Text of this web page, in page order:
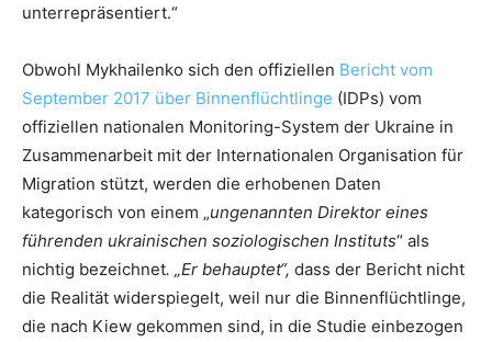
unterrepräsentiert.“
Obwohl Mykhailenko sich den offiziellen Bericht vom
September 2017 über Binnenflüchtlinge (IDPs) vom
offiziellen nationalen Monitoring-System der Ukraine in
Zusammenarbeit mit der Internationalen Organisation für
Migration stützt, werden die erhobenen Daten
kategorisch von einem „ungenannten Direktor eines
führenden ukrainischen soziologischen Instituts“ als
nichtig bezeichnet. „Er behauptet“, dass der Bericht nicht
die Realität widerspiegelt, weil nur die Binnenflüchtlinge,
die nach Kiew gekommen sind, in die Studie einbezogen